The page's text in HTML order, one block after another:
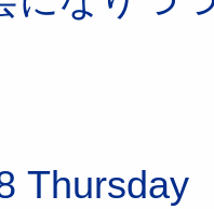
Thursday